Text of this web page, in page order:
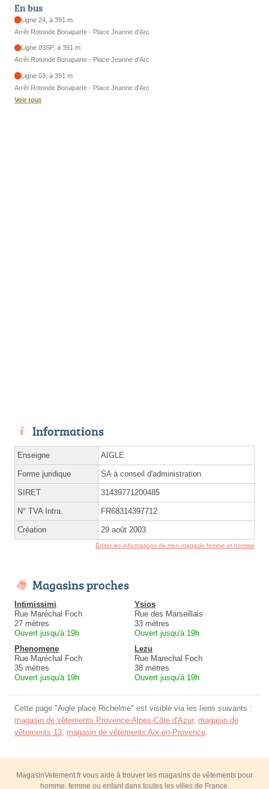
En bus
Ligne 24, à 391 m
Arrêt Rotonde Bonaparte - Place Jeanne d'Arc
Ligne 03SP, à 391 m
Arrêt Rotonde Bonaparte - Place Jeanne d'Arc
Ligne 03, à 391 m
Arrêt Rotonde Bonaparte - Place Jeanne d'Arc
Voir tout
Informations
Enseigne AIGLE
Forme juridique SA à conseil d'administration
SIRET 31439771200485
N° TVA Intra. FR68314397712
Création 29 août 2003
Éditer les informations de mon magasin femme et homme
Magasins proches
Intimissimi
Rue Maréchal Foch
27 mètres
Ouvert jusqu'à 19h
Ysios
Rue des Marseillais
33 mètres
Ouvert jusqu'à 19h
Phenomene
Rue Maréchal Foch
35 mètres
Ouvert jusqu'à 19h
Lezu
Rue Marechal Foch
38 mètres
Ouvert jusqu'à 19h
Cette page "Aigle place Richelme" est visible via les liens suivants :
magasin de vêtements Provence-Alpes-Côte d'Azur, magasin de
vêtements 13 magasin de vêtements Aix-en-Provence
MagasinVetement.fr vous aide à trouver les magasins de vêtements pour
homme, femme ou enfant dans toutes les villes de France.